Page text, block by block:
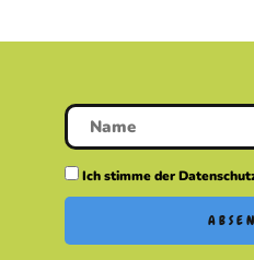
Ich stimme der